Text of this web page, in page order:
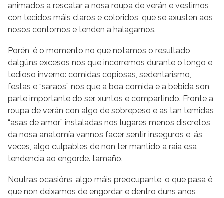
animados a rescatar a nosa roupa de verán e vestirnos
con tecidos máis claros e coloridos, que se axusten aos
nosos contornos e tenden a halagarnos.
Porén, é o momento no que notamos o resultado
dalgúns excesos nos que incorremos durante o longo e
tedioso inverno: comidas copiosas, sedentarismo,
festas e “saraos” nos que a boa comida e a bebida son
parte importante do ser. xuntos e compartindo. Fronte a
roupa de verán con algo de sobrepeso e as tan temidas
“asas de amor” instaladas nos lugares menos discretos
da nosa anatomía vannos facer sentir inseguros e, ás
veces, algo culpables de non ter mantido a raia esa
tendencia ao engorde. tamaño.
Noutras ocasións, algo máis preocupante, o que pasa é
que non deixamos de engordar e dentro duns anos